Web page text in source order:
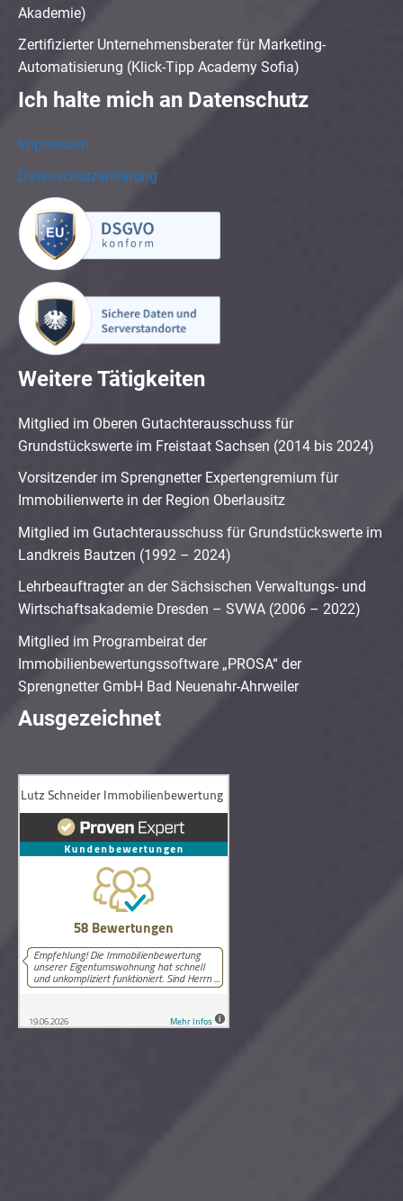
Akademie)
Zertifizierter Unternehmensberater für Marketing-
Automatisierung (Klick-Tipp Academy Sofia)
Ich halte mich an Datenschutz
Impressum
Datenschutzerklärung
Weitere Tätigkeiten
Mitglied im Oberen Gutachterausschuss für
Grundstückswerte im Freistaat Sachsen (2014 bis 2024)
Vorsitzender im Sprengnetter Expertengremium für
Immobilienwerte in der Region Oberlausitz
Mitglied im Gutachterausschuss für Grundstückswerte im
Landkreis Bautzen (1992 – 2024)
Lehrbeauftragter an der Sächsischen Verwaltungs- und
Wirtschaftsakademie Dresden – SVWA (2006 – 2022)
Mitglied im Programbeirat der
Immobilienbewertungssoftware „PROSA“ der
Sprengnetter GmbH Bad Neuenahr-Ahrweiler
Ausgezeichnet